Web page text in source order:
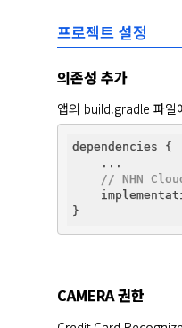
프로젝트 설정
의존성 추가
앱의 build.gradle 파
dependencies {
    ...
// NHN
CAMERA 권한